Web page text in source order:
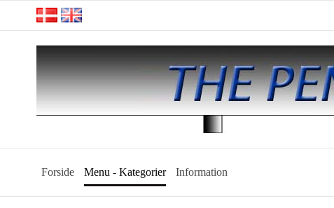
Forside Menu - Kategorier Information